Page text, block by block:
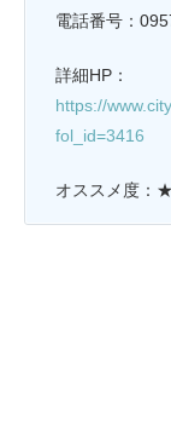
電話番号：
詳細HP：
https://
fol_id=3416
オススメ度